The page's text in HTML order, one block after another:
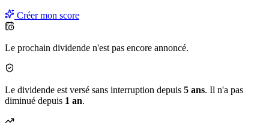
Créer mon score
Le prochain dividende n'est pas encore annoncé.
Le dividende est versé sans interruption depuis 5 ans. Il n'a pas
diminué depuis 1 an.